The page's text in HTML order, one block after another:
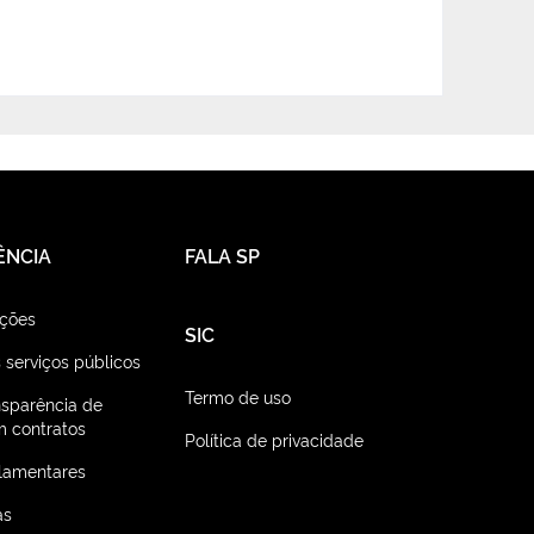
serviços públicos
de
contratos
FALA SP
SIC
Termo de uso
Política de privacidade